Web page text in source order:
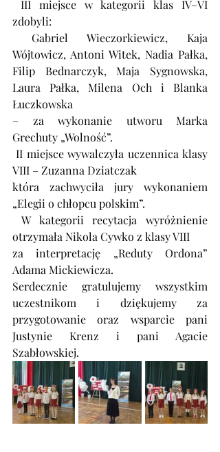
III miejsce w kategorii klas IV–VI
zdobyli:
Gabriel Wieczorkiewicz, Kaja
Wójtowicz, Antoni Witek, Nadia Pałka,
Filip Bednarczyk, Maja Sygnowska,
Laura Pałka, Milena Och i Blanka
Łuczkowska
– za wykonanie utworu Marka
Grechuty „Wolność”.
II miejsce wywalczyła uczennica klasy
VIII – Zuzanna Dziatczak
która zachwyciła jury wykonaniem
„Elegii o chłopcu polskim”.
W kategorii recytacja wyróżnienie
otrzymała Nikola Cywko z klasy VIII
za interpretację „Reduty Ordona”
Adama Mickiewicza.
Serdecznie gratulujemy wszystkim
uczestnikom i dziękujemy za
przygotowanie oraz wsparcie pani
Justynie Krenz i pani Agacie
Szabłowskiej.